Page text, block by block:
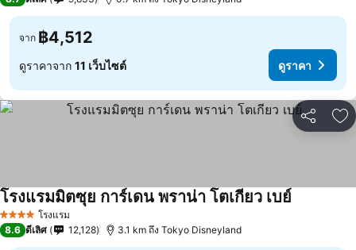
จาก ฿4,512
ดูราคาจาก 11 เว็บไซต์ ดูราคา
แชร์ เ
4 ดาว โรงแรม
โรงแรมมิตซุย การ์เดน พราน่า โตเกียว เบย์
8.6 ดีเลิศ 12,128 3.1 km ถึง Tokyo Disneyland